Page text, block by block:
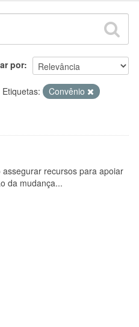
por
Etiquetas:
Convênio
recursos para apoiar
da mudança...